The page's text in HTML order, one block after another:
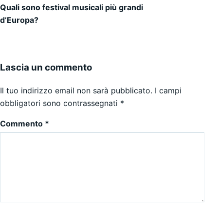
Quali sono festival musicali più grandi
d’Europa?
Lascia un commento
Il tuo indirizzo email non sarà pubblicato. I campi
obbligatori sono contrassegnati *
Commento *